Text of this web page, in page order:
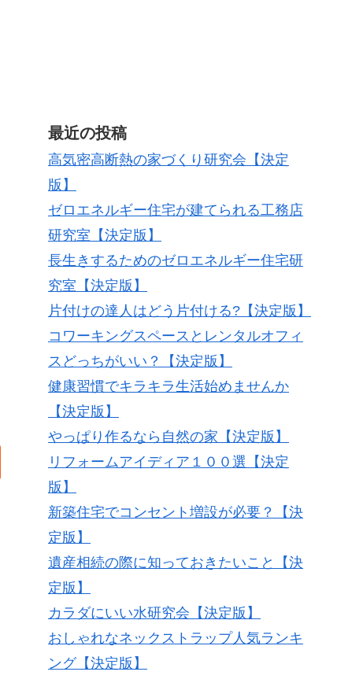
最近の投稿
高気密高断熱の家づくり研究会【決定
版】
ゼロエネルギー住宅が建てられる工務店
研究室【決定版】
長生きするためのゼロエネルギー住宅研
究室【決定版】
片付けの達人はどう片付ける?【決定版】
コワーキングスペースとレンタルオフィ
スどっちがいい？【決定版】
健康習慣でキラキラ生活始めませんか
【決定版】
やっぱり作るなら自然の家【決定版】
リフォームアイディア１００選【決定
版】
新築住宅でコンセント増設が必要？【決
定版】
遺産相続の際に知っておきたいこと【決
定版】
カラダにいい水研究会【決定版】
おしゃれなネックストラップ人気ランキ
ング【決定版】